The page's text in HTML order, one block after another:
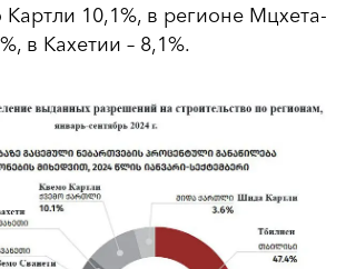
10,1%, в регионе Мцхета-
в Кахетии – 8,1%.